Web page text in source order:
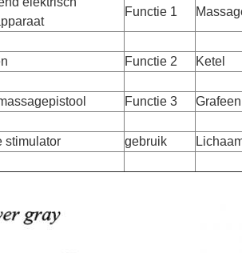
Functie 1
Functie 2 Ketel
Functie 3
stimulator gebruik